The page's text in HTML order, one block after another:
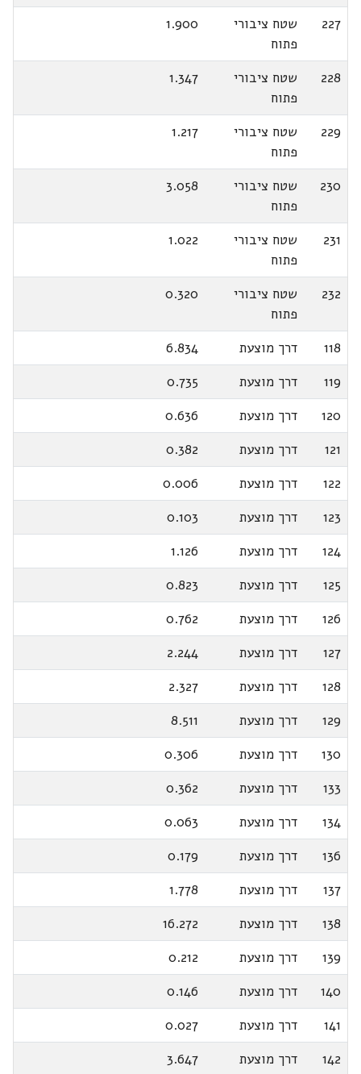
227
שטח ציבורי
פתוח
1.900
228
שטח ציבורי
פתוח
1.347
229
שטח ציבורי
פתוח
1.217
230
שטח ציבורי
פתוח
3.058
231
שטח ציבורי
פתוח
1.022
232
שטח ציבורי
פתוח
0.320
118 דרך מוצעת
6.834
119
דרך מוצעת
0.735
120
דרך מוצעת
0.636
121
דרך מוצעת
0.382
122
דרך מוצעת
0.006
123
דרך מוצעת
0.103
124
דרך מוצעת
1.126
125
דרך מוצעת
0.823
126
דרך מוצעת
0.762
127
דרך מוצעת
2.244
128
דרך מוצעת
2.327
129
דרך מוצעת
8.511
130
דרך מוצעת
0.306
133
דרך מוצעת
0.362
134
דרך מוצעת
0.063
136
דרך מוצעת
0.179
137
דרך מוצעת
1.778
138
דרך מוצעת
16.272
139
דרך מוצעת
0.212
140
דרך מוצעת
0.146
141
דרך מוצעת
0.027
142
דרך מוצעת
3.647